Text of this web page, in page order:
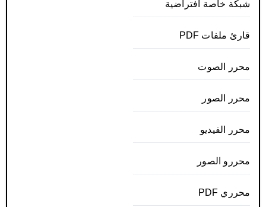
شبكة خاصة افتراضية
قارئ ملفات PDF
محرر الصوت
محرر الصور
محرر الفيديو
محررو الصور
محرري PDF